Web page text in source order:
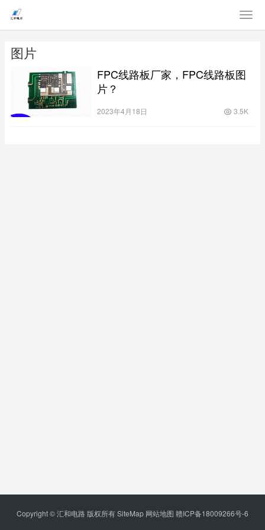
图片
FPC线路板厂家，FPC线路板图
片？
2023年4月18日 3.5K
Copyright © 汇和电路 版权所有SiteMap 网站地图 赣ICP备18009266号-6